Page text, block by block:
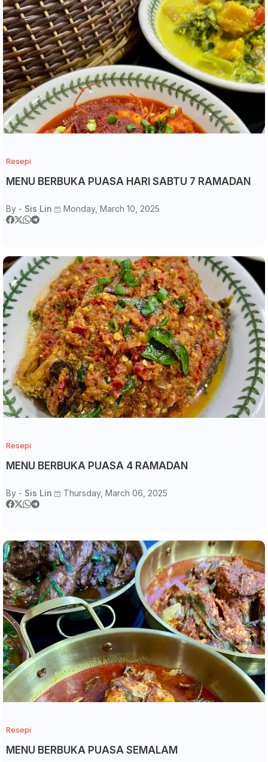
Resepi
MENU BERBUKA PUASA HARI SABTU 7 RAMADAN
By - Sis Lin Monday, March 10, 2025
Resepi
MENU BERBUKA PUASA 4 RAMADAN
By - Sis Lin Thursday, March 06, 2025
Resepi
MENU BERBUKA PUASA SEMALAM